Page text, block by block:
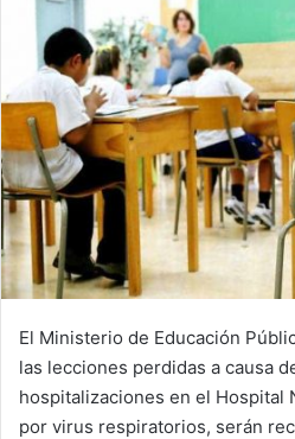
El Ministerio de Educación
las lecciones perdidas a causa
hospitalizaciones en el Hospital
por virus respiratorios, serán